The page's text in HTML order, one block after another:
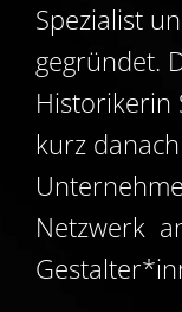
Spezialist
gegründet.
Historikerin
kurz
Netzwerk